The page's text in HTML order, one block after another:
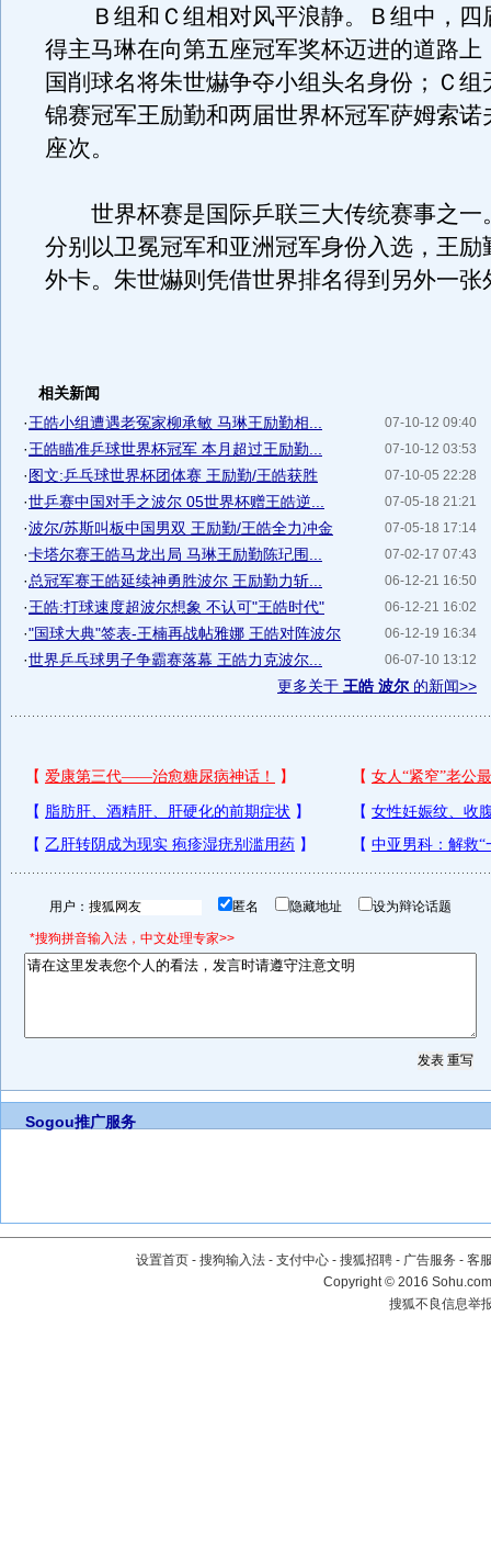
Ｂ组和Ｃ组相对风平浪静。Ｂ组中，四
得主马琳在向第五座冠军奖杯迈进的道路上
国削球名将朱世爀争夺小组头名身份；Ｃ组
锦赛冠军王励勤和两届世界杯冠军萨姆索诺
座次。
世界杯赛是国际乒联三大传统赛事之一
分别以卫冕冠军和亚洲冠军身份入选，王励
外卡。朱世爀则凭借世界排名得到另外一张
相关新闻
07-10-12 09:40
·王皓小组遭遇老冤家柳承敏 马琳王励勤相...
07-10-12 03:53
·王皓瞄准乒球世界杯冠军 本月超过王励勤...
07-10-05 22:28
·图文:乒乓球世界杯团体赛 王励勤/王皓获胜
07-05-18 21:21
·世乒赛中国对手之波尔 05世界杯赠王皓逆...
07-05-18 17:14
·波尔/苏斯叫板中国男双 王励勤/王皓全力冲金
07-02-17 07:43
·卡塔尔赛王皓马龙出局 马琳王励勤陈玘围...
06-12-21 16:50
·总冠军赛王皓延续神勇胜波尔 王励勤力斩...
06-12-21 16:02
·王皓:打球速度超波尔想象 不认可"王皓时代"
06-12-19 16:34
·"国球大典"签表-王楠再战帖雅娜 王皓对阵波尔
06-07-10 13:12
·世界乒乓球男子争霸赛落幕 王皓力克波尔...
更多关于 王皓 波尔 的新闻>>
用户： 匿名 隐藏地址 设为辩论话题
*搜狗拼音输入法，中文处理专家>>
Sogou推广服务
设置首页 - 搜狗输入法 - 支付中心 - 搜狐招聘 - 广告服务 - 客
Copyright©2016
搜狐不良信息举